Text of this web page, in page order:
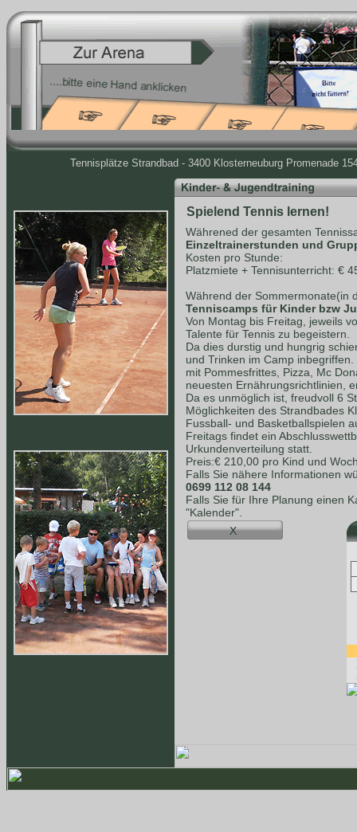
Tennisplätze Strandbad - 3400 Klosterneuburg Promenade
Spielend Tennis lernen!
Währened der gesamten
Einzeltrainerstunden und
Kosten pro Stunde:
Platzmiete + Tennisunterricht: €
Während der Sommermonate(in
Tenniscamps für Kinder bzw
Von Montag bis Freitag, jeweils
Talente für Tennis zu begeistern.
Da dies durstig und hungrig
und Trinken im Camp
mit Pommesfrittes, Pizza, Mc
neuesten Ernährungsrichtlinien,
Da es unmöglich ist, freudvoll 6
Möglichkeiten des Strandbades
Fussball- und Basketballspielen
Freitags findet ein
Urkundenverteilung statt.
Preis:€ 210,00 pro Kind und
Falls Sie nähere Informationen
0699 112 08 144
Falls Sie für Ihre Planung einen
"Kalender".